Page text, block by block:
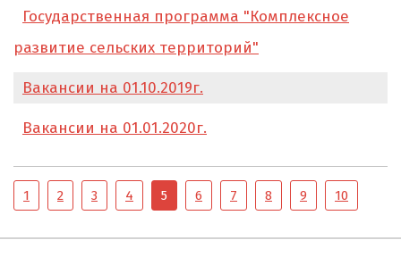
Государственная программа "Комплексное
развитие сельских территорий"
Вакансии на 01.10.2019г.
Вакансии на 01.01.2020г.
1 2 3 4 5 6 7 8 9 10